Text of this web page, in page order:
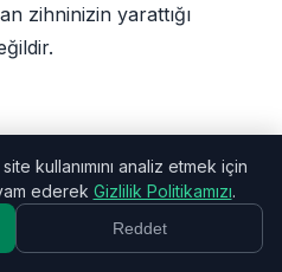
zihninizin yarattığı
(utanmadan)
bakın
kullanımını analiz etmek için
ederek Gizlilik Politikamızı.
Reddet